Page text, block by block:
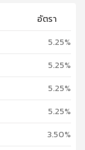
อัตรา
5.25%
5.25%
5.25%
5.25%
3.50%